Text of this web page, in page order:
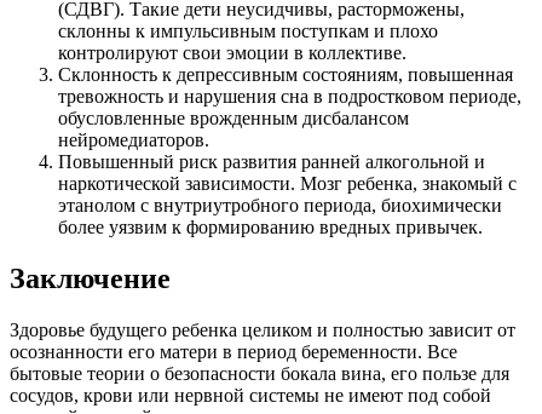
(СДВГ). Такие дети неусидчивы, расторможены,
склонны к импульсивным поступкам и плохо
контролируют свои эмоции в коллективе.
Склонность к депрессивным состояниям, повышенная
тревожность и нарушения сна в подростковом периоде,
обусловленные врожденным дисбалансом
нейромедиаторов.
Повышенный риск развития ранней алкогольной и
наркотической зависимости. Мозг ребенка, знакомый с
этанолом с внутриутробного периода, биохимически
более уязвим к формированию вредных привычек.
Заключение
Здоровье будущего ребенка целиком и полностью зависит от
осознанности его матери в период беременности. Все
бытовые теории о безопасности бокала вина, его пользе для
сосудов, крови или нервной системы не имеют под собой